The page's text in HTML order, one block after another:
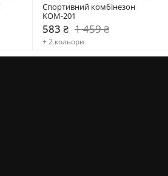
Спортивний комбінезон
KOM-201
583 ₴ 1 459 ₴
+ 2 кольори